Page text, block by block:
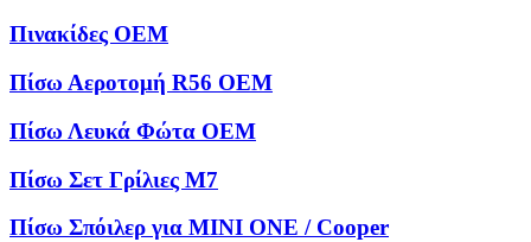
Πινακίδες OEM
Πίσω Αεροτομή R56 OEM
Πίσω Λευκά Φώτα OEM
Πίσω Σετ Γρίλιες M7
Πίσω Σπόιλερ για MINI ONE / Cooper